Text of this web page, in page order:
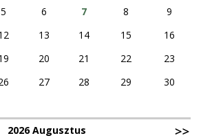
5 6 7 8
9
13 14 15
16
20 21 22
23
27 28 29
30
2026 Augusztus